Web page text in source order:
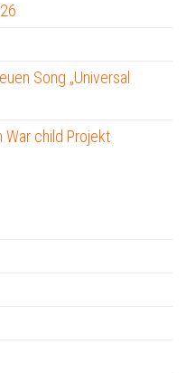
Song „Universal
child Projekt